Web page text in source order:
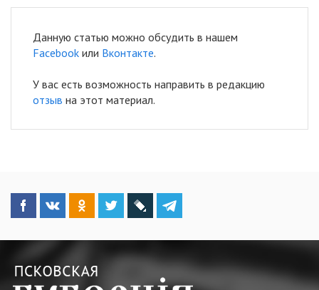
Данную статью можно обсудить в нашем
Facebook или Вконтакте.
У вас есть возможность направить в редакцию
отзыв на этот материал.